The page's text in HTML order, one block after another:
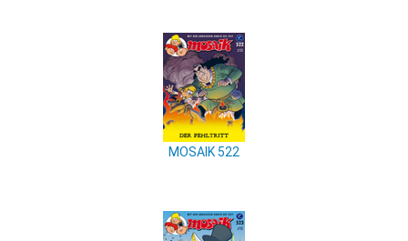
MOSAIK 522